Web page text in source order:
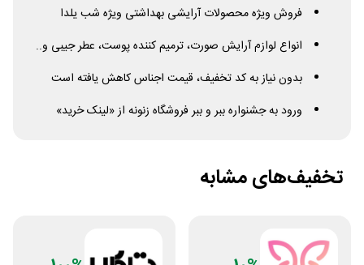
فروش ویژه محصولات آرایشی بهداشتی ویژه شب یلدا
انواع لوازم آرایش صورت، ترمیم کننده پوست، عطر جیبی و..
بدون نیاز به کد تخفیف، قیمت اجناس کاهش یافته است
ورود به جشنواره ببر و ببر فروشگاه زنونه از «لینک خرید»
تخفیف‌های مشابه